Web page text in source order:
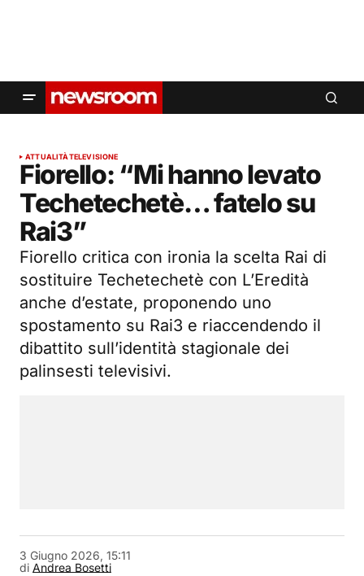
ATTUALITÀTELEVISIONE
Fiorello: “Mi hanno levato
Techetechetè… fatelo su
Rai3”
Fiorello critica con ironia la scelta Rai di
sostituire Techetechetè con L’Eredità
anche d’estate, proponendo uno
spostamento su Rai3 e riaccendendo il
dibattito sull’identità stagionale dei
palinsesti televisivi.
di Andrea Bosetti
3 Giugno 2026, 15:11